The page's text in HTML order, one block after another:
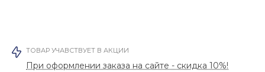
ТОВАР УЧАВСТВУЕТ В АКЦИИ
При оформлении заказа на сайте - скидка 10%!